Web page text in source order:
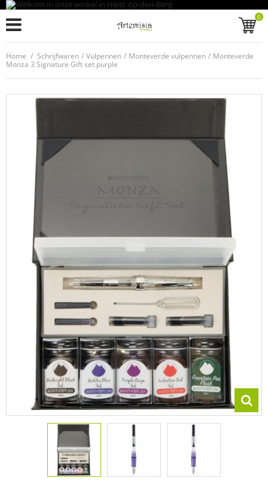
0
Home / Schrijfwaren / Vulpennen / Monteverde vulpennen / Monteverde
Monza 3 Signature Gift set purple